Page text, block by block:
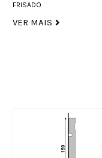
FRISADO
VER MAIS